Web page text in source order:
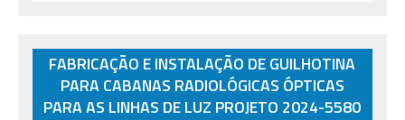
FABRICAÇÃO E INSTALAÇÃO DE GUILHOTINA
PARA CABANAS RADIOLÓGICAS ÓPTICAS
PARA AS LINHAS DE LUZ PROJETO 2024-5580